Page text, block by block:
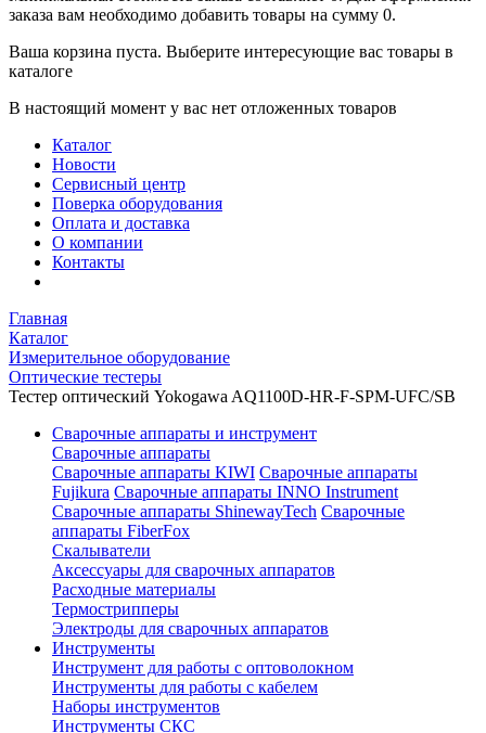
заказа вам необходимо добавить товары на сумму 0.
Ваша корзина пуста. Выберите интересующие вас товары в
каталоге
В настоящий момент у вас нет отложенных товаров
Каталог
Новости
Сервисный центр
Поверка оборудования
Оплата и доставка
О компании
Контакты
Главная
Каталог
Измерительное оборудование
Оптические тестеры
Тестер оптический Yokogawa AQ1100D-HR-F-SPM-UFC/SB
Сварочные аппараты и инструмент
Сварочные аппараты
Сварочные аппараты KIWI Сварочные аппараты
Fujikura Сварочные аппараты INNO Instrument
Сварочные аппараты ShinewayTech Cварочные
аппараты FiberFox
Скалыватели
Аксессуары для сварочных аппаратов
Расходные материалы
Термострипперы
Электроды для сварочных аппаратов
Инструменты
Инструмент для работы с оптоволокном
Инструменты для работы с кабелем
Наборы инструментов
Инструменты СКС